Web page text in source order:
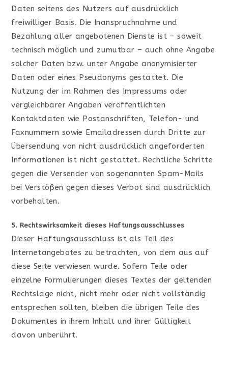
Daten seitens des Nutzers auf ausdrücklich
freiwilliger Basis. Die Inanspruchnahme und
Bezahlung aller angebotenen Dienste ist – soweit
technisch möglich und zumutbar – auch ohne Angabe
solcher Daten bzw. unter Angabe anonymisierter
Daten oder eines Pseudonyms gestattet. Die
Nutzung der im Rahmen des Impressums oder
vergleichbarer Angaben veröffentlichten
Kontaktdaten wie Postanschriften, Telefon- und
Faxnummern sowie Emailadressen durch Dritte zur
Übersendung von nicht ausdrücklich angeforderten
Informationen ist nicht gestattet. Rechtliche Schritte
gegen die Versender von sogenannten Spam-Mails
bei Verstößen gegen dieses Verbot sind ausdrücklich
vorbehalten.
5. Rechtswirksamkeit dieses Haftungsausschlusses
Dieser Haftungsausschluss ist als Teil des
Internetangebotes zu betrachten, von dem aus auf
diese Seite verwiesen wurde. Sofern Teile oder
einzelne Formulierungen dieses Textes der geltenden
Rechtslage nicht, nicht mehr oder nicht vollständig
entsprechen sollten, bleiben die übrigen Teile des
Dokumentes in ihrem Inhalt und ihrer Gültigkeit
davon unberührt.